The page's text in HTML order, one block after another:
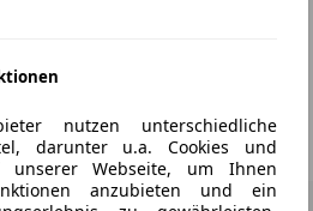
Emissionen und den
entnommen
und bei der Deutschen
unter www.dat.de unentgeltlich
nutzen unterschiedliche
darunter u.a. Cookies und
unserer Webseite, um Ihnen
anzubieten und ein